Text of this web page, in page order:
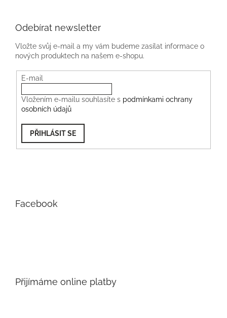
Odebírat newsletter
Vložte svůj e-mail a my vám budeme zasílat informace o
nových produktech na našem e-shopu.
E-mail
Vložením e-mailu souhlasíte s podmínkami ochrany
osobních údajů
PŘIHLÁSIT SE
Facebook
Přijímáme online platby